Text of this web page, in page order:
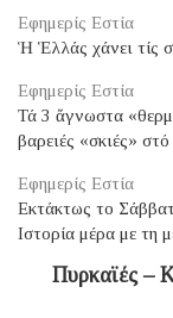
Εφημερίς Εστία
Ἡ Ἑλλάς χάνει τίς
Εφημερίς Εστία
Τά 3 ἄγνωστα
βαρειές «σκιές»
Εφημερίς Εστία
Eκτάκτως το
Ιστορία μέρα με τη
Πυρκαϊές –